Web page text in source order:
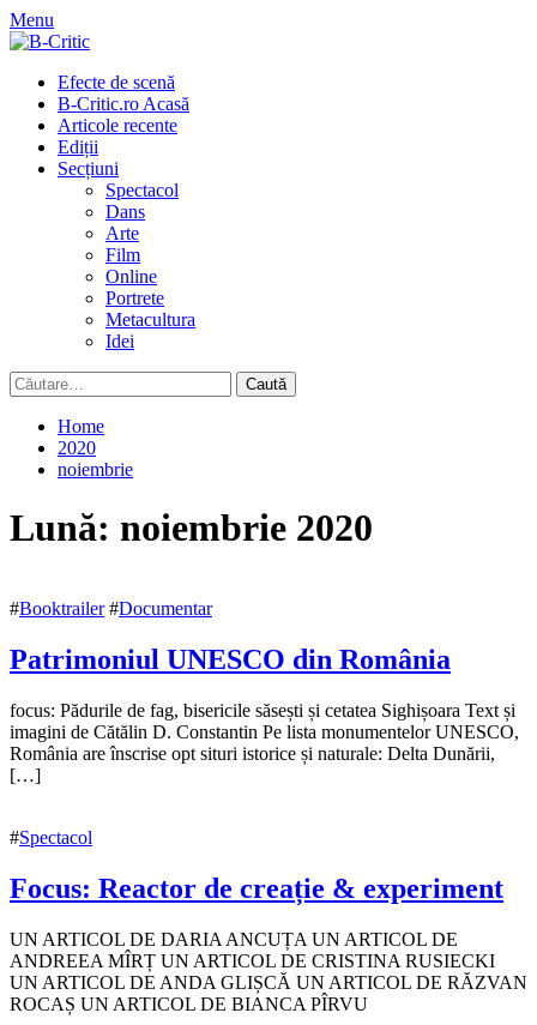
Skip
to
Menu
Primary
Menu
Efecte de scenă
B-Critic.ro Acasă
Articole recente
Ediții
Secțiuni
Spectacol
Dans
Arte
Film
Online
Portrete
Metacultura
Idei
Caută
după:
Home
2020
noiembrie
Lună: noiembrie 2020
#Booktrailer#Documentar
Patrimoniul UNESCO din România
24
noiembrie
202024
noiembrie
focus: Pădurile de fag, bisericile săsești și cetatea Sighișoara Text și
imagini de Cătălin D. Constantin Pe lista monumentelor UNESCO,
România are înscrise opt situri istorice și naturale: Delta Dunării,
[…]
#Spectacol
Focus: Reactor de creație & experiment
24
noiembrie
202024
noiembrie
UN ARTICOL DE DARIA ANCUȚA UN ARTICOL DE
ANDREEA MÎRȚ UN ARTICOL DE CRISTINA RUSIECKI
UN ARTICOL DE ANDA GLIȘCĂ UN ARTICOL DE RĂZVAN
ROCAȘ UN ARTICOL DE BIANCA PÎRVU